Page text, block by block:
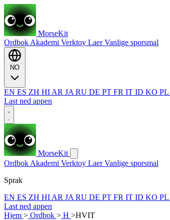
MorseKit
Ordbok Akademi Verktoy LaerVanlige sporsmal
EN ES ZH HI AR JA RU DE PT FR IT ID KO PL
Last ned appen
MorseKit
Ordbok Akademi Verktoy LaerVanlige sporsmal
Sprak
EN ES ZH HI AR JA RU DE PT FR IT ID KO PL
Last ned appen
Hjem > Ordbok > H >HVIT